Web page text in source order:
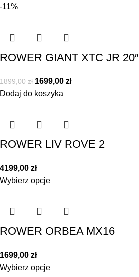
-11%
ROWER GIANT XTC JR 20″
1899,00zł 1699,00 zł
Dodaj do koszyka
ROWER LIV ROVE 2
4199,00 zł
Wybierz opcje
ROWER ORBEA MX16
1699,00 zł
Wybierz opcje